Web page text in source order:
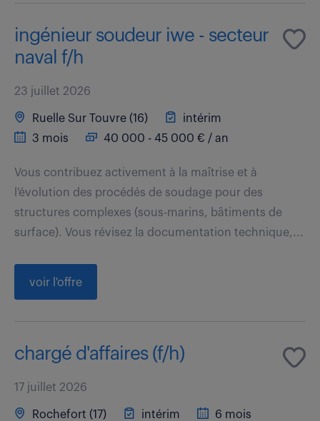
ingénieur soudeur iwe - secteur
naval f/h
23 juillet 2026
Ruelle Sur Touvre (16)
intérim
3 mois
40 000 - 45 000 € / an
Vous contribuez activement à la maîtrise et à
l'évolution des procédés de soudage pour des
structures complexes (sous-marins, bâtiments de
surface). Vous révisez la documentation technique,...
voir l'offre
chargé d'affaires (f/h)
17 juillet 2026
Rochefort (17) intérim
6 mois